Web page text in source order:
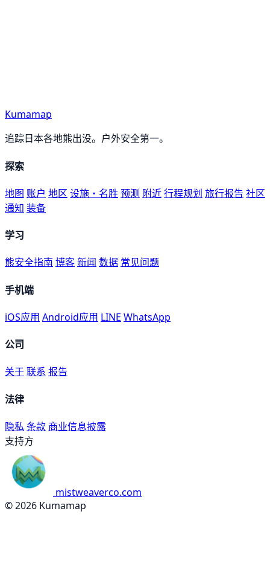
Kumamap
追踪日本各地熊出没。户外安全第一。
探索
地图 账户 地区 设施・名胜 预测 附近行程规划 旅行报告 社区
通知 装备
学习
熊安全指南 博客新闻 数据 常见问题
手机端
iOS应用 Android应用 LINE WhatsApp
公司
关于联系 报告
法律
隐私 条款 商业信息披露
支持方
mistweaverco.com
© 2026 Kumamap